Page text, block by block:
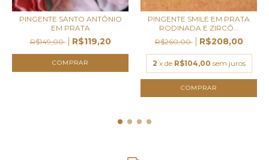
PINGENTE SANTO ANTÔNIO
EM PRATA
R$149,00
R$119,20
PINGENTE SMILE EM PRATA
RODINADA E ZIRCÔ...
R$260,00
R$208,00
2 x de R$104,00 sem juros